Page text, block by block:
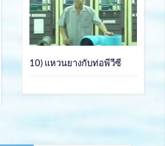
10) แหวนยางกับท่อพีวีซี